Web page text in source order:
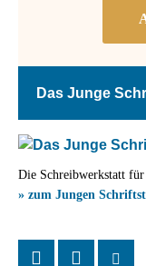
Das Junge
Die Schreibwerkstatt
» zum Jungen